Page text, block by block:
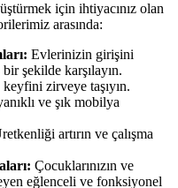
için ihtiyacınız olan
arasında:
Evlerinizin girişini
şekilde karşılayın.
zirveye taşıyın.
ve şık mobilya
artırın ve çalışma
Çocuklarınızın ve
eğlenceli ve fonksiyonel